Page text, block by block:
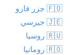
🇫🇴 جزر فارو
🇯🇪 جيرسي
🇷🇺 روسيا
🇷🇴 رومانيا